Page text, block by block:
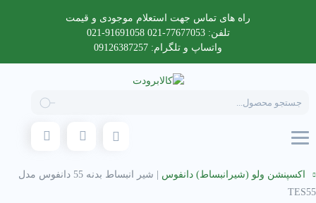
راه های تماس جهت استعلام موجودی و قیمت
تلفن: 77677053-021 91691058-021
واتساپ و تلگرام: 09126387257
search
اکسپنشن ولو (شیرانبساط) دانفوس
شیر انبساط بدنه 55 دانفوس مدل
TES55